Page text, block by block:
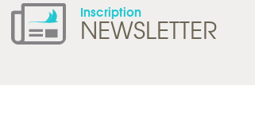
Inscription
NEWSLETTER